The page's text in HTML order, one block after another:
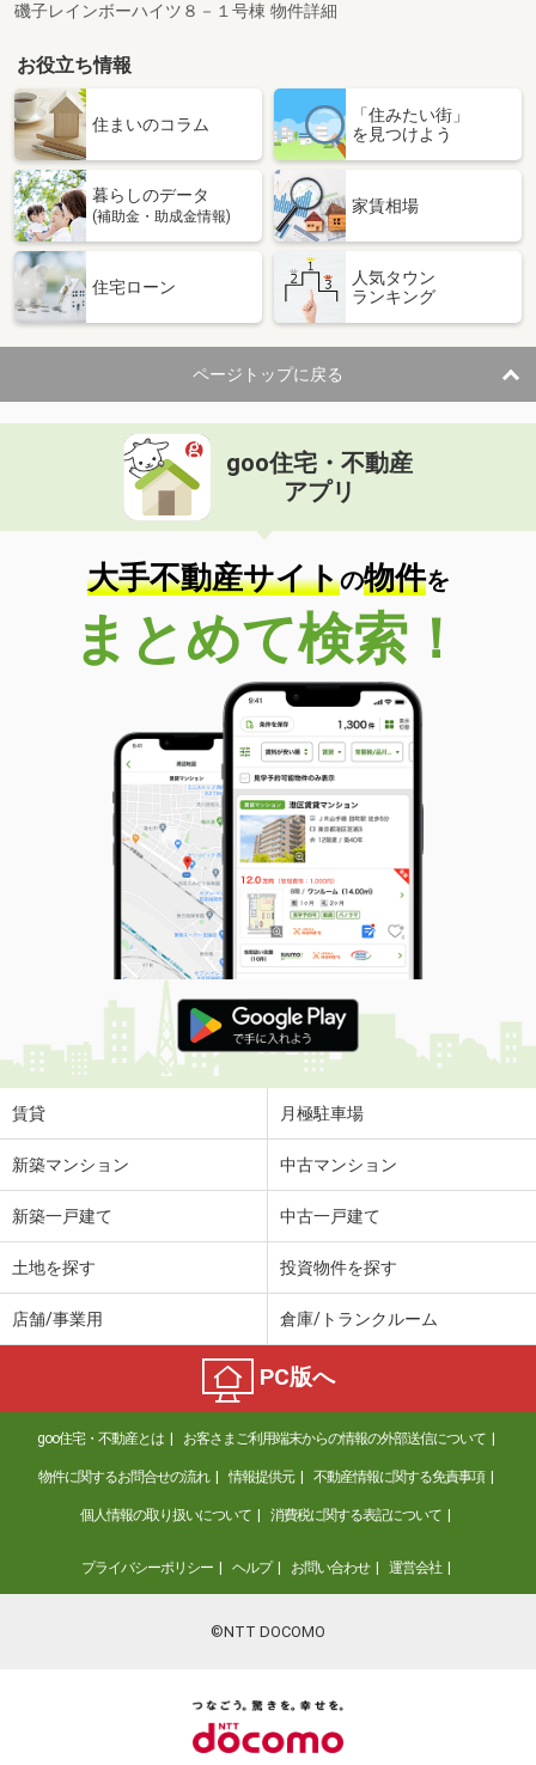
磯子レインボーハイツ８－１号棟 物件詳細
お役立ち情報
住まいのコラム
「住みたい街」
を見つけよう
暮らしのデータ
(補助金・助成金情報)
家賃相場
住宅ローン
人気タウン
ランキング
ページトップに戻る
goo住宅・不動産
アプリ
大手不動産サイトの物件を
まとめて検索！
賃貸 月極駐車場
新築マンション 中古マンション
新築一戸建て 中古一戸建て
土地を探す 投資物件を探す
店舗/事業用 倉庫/トランクルーム
PC版へ
goo住宅・不動産とは お客さまご利用端末からの情報の外部送信について
物件に関するお問合せの流れ 情報提供元 不動産情報に関する免責事項
個人情報の取り扱いについて 消費税に関する表記について
プライバシーポリシー ヘルプ お問い合わせ 運営会社
©NTT DOCOMO